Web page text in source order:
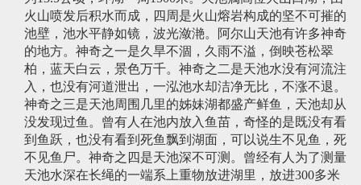
火山喷发后积水而成，四周是火山熔岩构成的坚不可摧的
池壁，池水平静如镜，波光潋滟。阿尔山天池有许多神奇
的地方。神奇之一是久旱不涸，久雨不溢，倒映苍松翠
柏，蓝天白云，景色万千。神奇之二是天池水没有河流注
入，也没有河道泄出，一泓池水却洁净无比，不涨不退。
神奇之三是天池周围几里的姊妹湖都盛产鲜鱼，天池却从
没发现过鱼。曾有人在池内放入鱼苗，奇怪的是既没有看
到鱼跃，也没有看到死鱼飘到湖面，可以说生不见鱼，死
不见鱼尸。神奇之四是天池深不可测。曾经有人为了测量
天池水深在长绳的一端系上重物放进湖里，放进300多米